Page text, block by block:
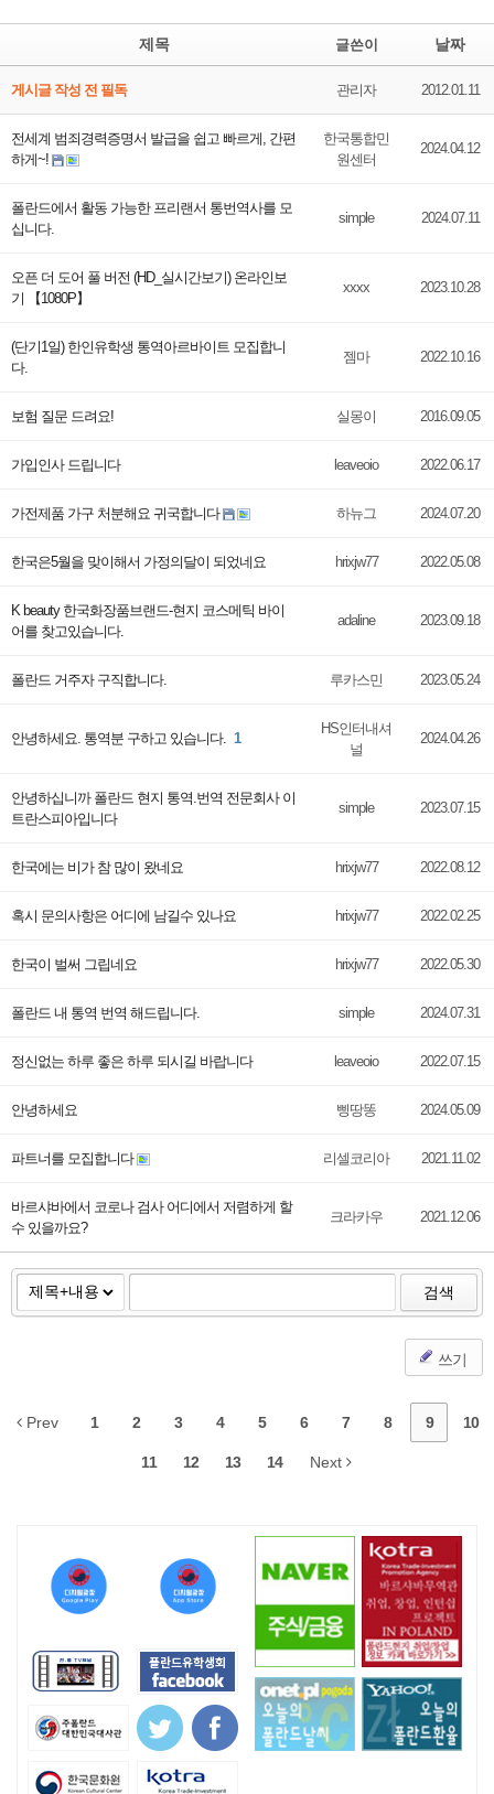
제목 글쓴이 날짜
게시글 작성 전 필독 관리자 2012.01.11
전세계 범죄경력증명서 발급을 쉽고 빠르게, 간편
하게~!
한국통합민
원센터
2024.04.12
폴란드에서 활동 가능한 프리랜서 통번역사를 모
십니다.
simple 2024.07.11
오픈 더 도어 풀 버전 (HD_실시간보기) 온라인보
기 【1080P】
xxxx 2023.10.28
(단기1일) 한인유학생 통역아르바이트 모집합니
다.
젬마 2022.10.16
보험 질문 드려요! 실몽이 2016.09.05
가입인사 드립니다 leaveoio 2022.06.17
가전제품 가구 처분해요 귀국합니다 하뉴그 2024.07.20
한국은5월을 맞이해서 가정의달이 되었네요 hrixjw77 2022.05.08
K beauty 한국화장품브랜드-현지 코스메틱 바이
어를 찾고있습니다.
adaline 2023.09.18
폴란드 거주자 구직합니다. 루카스민 2023.05.24
안녕하세요. 통역분 구하고 있습니다. 1
HS인터내셔
널
2024.04.26
안녕하십니까 폴란드 현지 통역.번역 전문회사 이
트란스피아입니다
simple 2023.07.15
한국에는 비가 참 많이 왔네요 hrixjw77 2022.08.12
혹시 문의사항은 어디에 남길수 있나요 hrixjw77 2022.02.25
한국이 벌써 그립네요 hrixjw77 2022.05.30
폴란드 내 통역 번역 해드립니다. simple 2024.07.31
정신없는 하루 좋은 하루 되시길 바랍니다 leaveoio 2022.07.15
안녕하세요 삥땅똥 2024.05.09
파트너를 모집합니다 리셀코리아 2021.11.02
바르샤바에서 코로나 검사 어디에서 저렴하게 할
수 있을까요?
크라카우 2021.12.06
검색
쓰기
Prev 1 2 3 4 5 6 7 8 9 10
11 12 13 14 Next